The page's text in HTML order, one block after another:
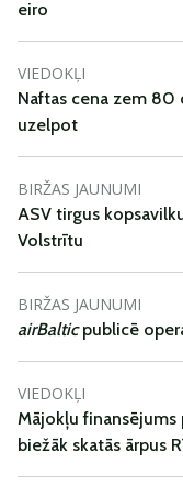
eiro
VIEDOKĻI
Naftas cena zem 80
uzelpot
BIRŽAS JAUNUMI
ASV tirgus
Volstrītu
BIRŽAS JAUNUMI
airBalticpublicē
VIEDOKĻI
Mājokļu finansējums
biežāk skatās ārpus